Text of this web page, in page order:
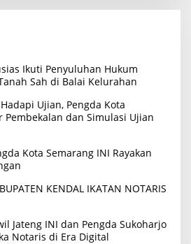
Ikuti Penyuluhan Hukum
Sah di Balai Kelurahan
Ujian, Pengda Kota
Pembekalan dan Simulasi Ujian
Kota Semarang INI Rayakan
KENDAL IKATAN NOTARIS
Jateng INI dan Pengda Sukoharjo
Notaris di Era Digital